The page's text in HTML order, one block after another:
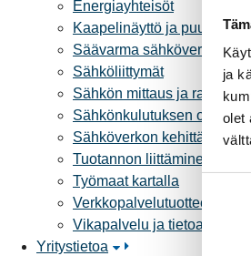
ja
olet
u
o
Energiayhteisöt
Kaapelinäyttö ja
Säävarma sähköverkko
Sähköliittymät
Sähkön mittaus ja
Sähkönkulutuksen ohjaus
Sähköverkon
Tuotannon liittäminen
Työmaat kartalla
Verkkopalvelutuotteet ja
Vikapalvelu ja tietoa
Yritystietoa